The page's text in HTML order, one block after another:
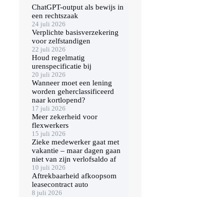
ChatGPT-output als bewijs in
een rechtszaak
24 juli 2026
Verplichte basisverzekering
voor zelfstandigen
22 juli 2026
Houd regelmatig
urenspecificatie bij
20 juli 2026
Wanneer moet een lening
worden geherclassificeerd
naar kortlopend?
17 juli 2026
Meer zekerheid voor
flexwerkers
15 juli 2026
Zieke medewerker gaat met
vakantie – maar dagen gaan
niet van zijn verlofsaldo af
10 juli 2026
Aftrekbaarheid afkoopsom
leasecontract auto
8 juli 2026